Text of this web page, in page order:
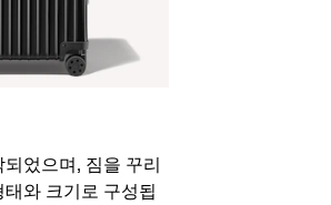
었으며, 짐을 꾸리
와 크기로 구성됩